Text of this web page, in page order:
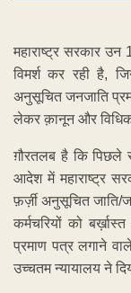
महाराष्ट्र सरकार उन
विमर्श कर रही है,
अनुसूचित जनजाति
लेकर क़ानून और
ग़ौरतलब है कि पिछले
आदेश में महाराष्ट्र
फ़र्ज़ी अनुसूचित जाति/
कर्मचरियों को
प्रमाण पत्र लगाने
उच्चतम न्यायालय ने